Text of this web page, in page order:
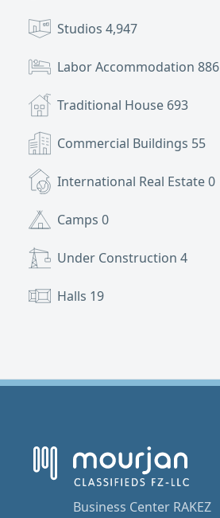
Studios 4,947
Labor Accommodation 886
Traditional House 693
Commercial Buildings 55
International Real Estate0
Camps 0
Under Construction 4
Halls 19
Business Center RAKEZ